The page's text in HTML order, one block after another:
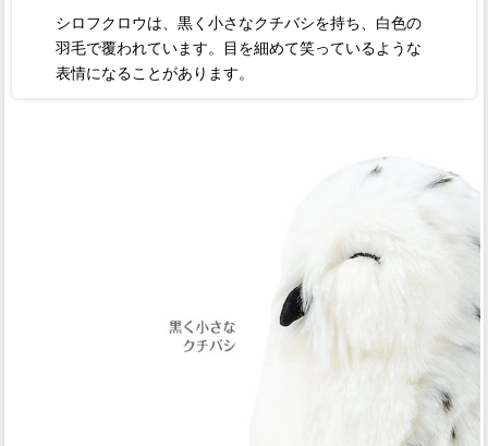
シロフクロウは、黒く小さなクチバシを持ち、白色の
羽毛で覆われています。目を細めて笑っているような
表情になることがあります。